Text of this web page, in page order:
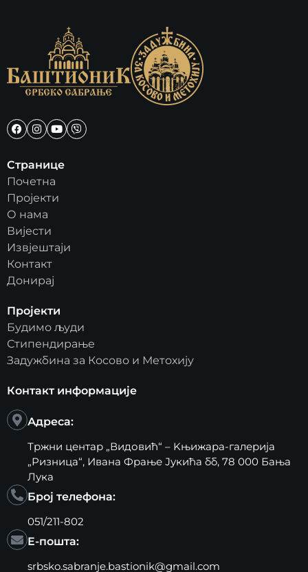
Странице
Почетна
Пројекти
О нама
Вијести
Извјештаји
Контакт
Донирај
Пројекти
Будимо људи
Стипендирање
Задужбина за Косово и Метохију
Контакт информације
Адреса:
Тржни центар „Видовић“ – Kњижара-галерија
„Ризница“, Ивана Фрање Јукића бб, 78 000 Бања
Лука
Број телефона:
051/211-802
Е-пошта:
srbsko.sabranje.bastionik@gmail.com